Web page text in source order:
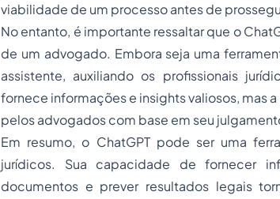
viabilidade de um processo antes de
No entanto, é importante ressaltar que o
de um advogado. Embora seja uma
assistente, auxiliando os profissionais
fornece informações e insights valiosos, mas
pelos advogados com base em seu
Em resumo, o ChatGPT pode ser uma
jurídicos. Sua capacidade de fornecer
documentos e prever resultados legais